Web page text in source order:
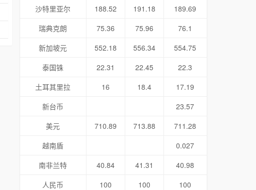
沙特里亚尔
188.52 191.18
189.69
瑞典克朗
75.36 75.96
76.1
新加坡元
552.18 556.34
554.75
泰国铢
22.31 22.45
22.3
土耳其里拉
16 18.4
17.19
新台币
23.57
美元
710.89 713.88
711.28
越南盾
0.027
南非兰特
40.84 41.31
40.98
人民币
100 100 100